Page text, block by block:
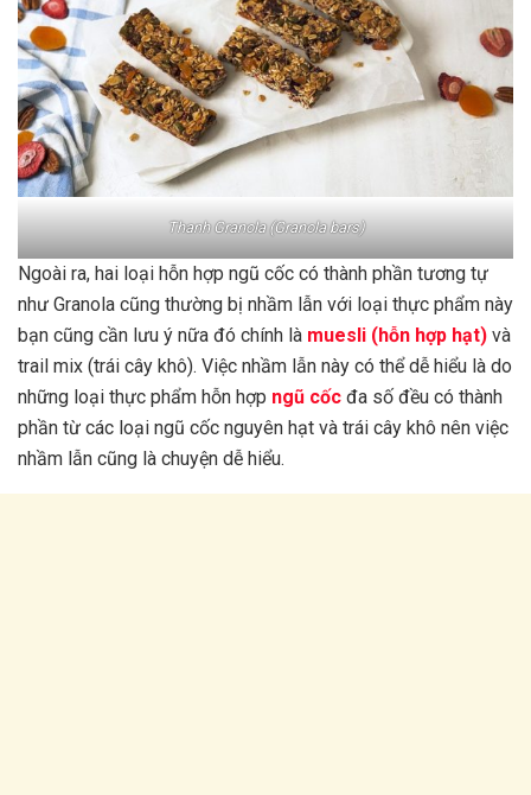
Thanh Granola (Granola bars)
Ngoài ra, hai loại hỗn hợp ngũ cốc có thành phần tương tự
như Granola cũng thường bị nhầm lẫn với loại thực phẩm này
bạn cũng cần lưu ý nữa đó chính là muesli (hỗn hợp hạt) và
trail mix (trái cây khô). Việc nhầm lẫn này có thể dễ hiểu là do
những loại thực phẩm hỗn hợp ngũ cốc đa số đều có thành
phần từ các loại ngũ cốc nguyên hạt và trái cây khô nên việc
nhầm lẫn cũng là chuyện dễ hiểu.